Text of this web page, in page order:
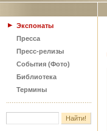
Экспонаты
Пресса
Пресс-релизы
События (Фото)
Библиотека
Термины